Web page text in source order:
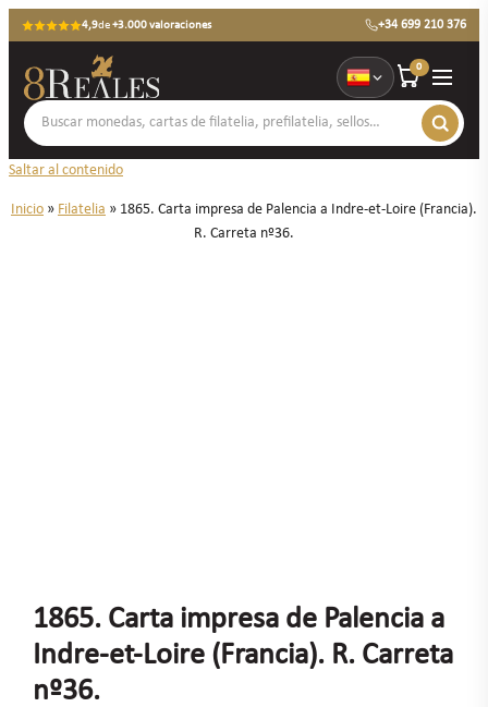
4,9de+3.000 valoraciones +34 699 210 376
0
Saltar al contenido
Inicio » Filatelia » 1865. Carta impresa de Palencia a Indre-et-Loire (Francia).
R. Carreta nº36.
1865. Carta impresa de Palencia a
Indre-et-Loire (Francia). R. Carreta
nº36.